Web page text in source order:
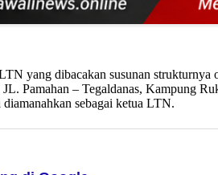
yang dibacakan susunan
Pamahan – Tegaldanas, Kampung
sebagai ketua LTN.